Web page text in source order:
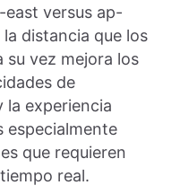
versus ap-
distancia que los
su vez mejora los
de
la experiencia
especialmente
que requieren
real.